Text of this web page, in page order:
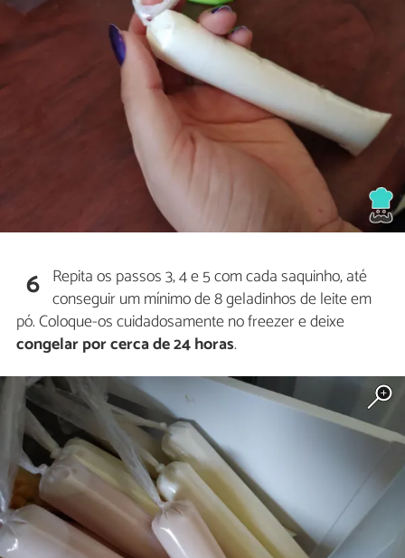
6 Repita os passos 3, 4 e 5 com cada saquinho, até
conseguir um mínimo de 8 geladinhos de leite em
pó. Coloque-os cuidadosamente no freezer e deixe
congelar por cerca de 24 horas.